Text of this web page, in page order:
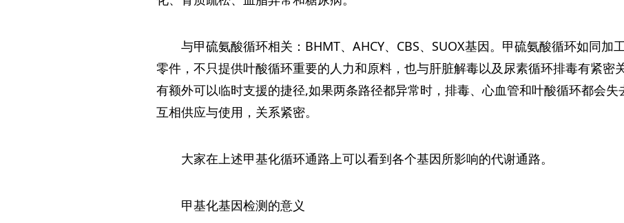
与甲硫氨酸循环相关：BHMT、AHCY、CBS、SUOX基因。甲硫氨酸循环如同加
零件，不只提供叶酸循环重要的人力和原料，也与肝脏解毒以及尿素循环排毒有紧密
有额外可以临时支援的捷径,如果两条路径都异常时，排毒、心血管和叶酸循环都会失
互相供应与使用，关系紧密。
大家在上述甲基化循环通路上可以看到各个基因所影响的代谢通路。
甲基化基因检测的意义